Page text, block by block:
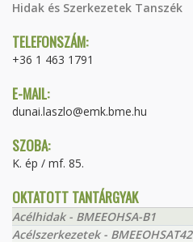
Hidak és Szerkezetek Tanszék
TELEFONSZÁM:
+36 1 463 1791
E-MAIL:
dunai.laszlo@emk.bme.hu
SZOBA:
K. ép / mf. 85.
OKTATOTT TANTÁRGYAK
Acélhidak - BMEEOHSA-B1
Acélszerkezetek - BMEEOHSAT42